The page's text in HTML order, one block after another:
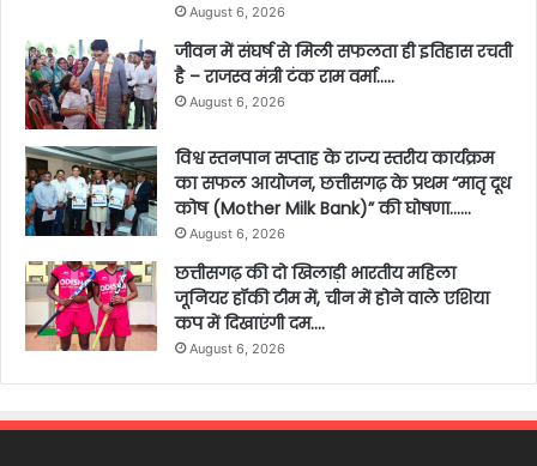
August 6, 2026
जीवन में संघर्ष से मिली सफलता ही इतिहास रचती
है – राजस्व मंत्री टंक राम वर्मा…..
August 6, 2026
विश्व स्तनपान सप्ताह के राज्य स्तरीय कार्यक्रम
का सफल आयोजन, छत्तीसगढ़ के प्रथम “मातृ दूध
कोष (Mother Milk Bank)” की घोषणा……
August 6, 2026
छत्तीसगढ़ की दो खिलाड़ी भारतीय महिला
जूनियर हॉकी टीम में, चीन में होने वाले एशिया
कप में दिखाएंगी दम….
August 6, 2026